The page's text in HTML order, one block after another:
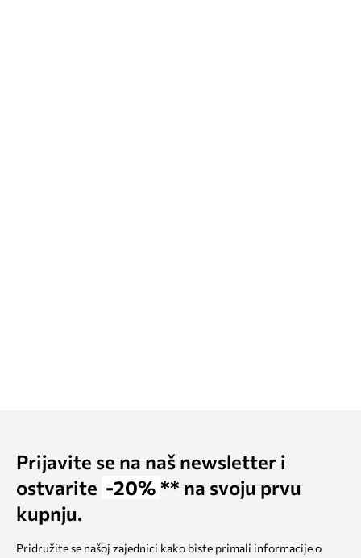
Prijavite se na naš newsletter i
ostvarite -20% ** na svoju prvu
kupnju.
Pridružite se našoj zajednici kako biste primali informacije o